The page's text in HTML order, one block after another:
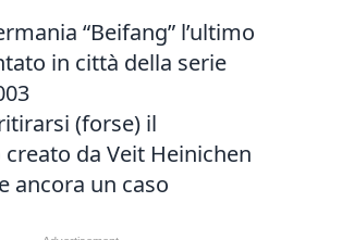
“Beifang” l’ultimo
in città della serie
(forse) il
da Veit Heinichen
ancora un caso